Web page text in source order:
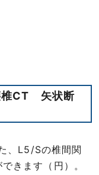
椎CT 矢状断
、L5/Sの椎間関
きます（円）。